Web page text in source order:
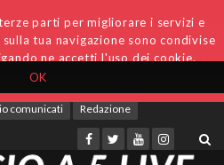
OK
parti per migliorare i servizi e
tua navigazione sono condivise
ne accetti l'uso dei cookie.
comunicati Redazione